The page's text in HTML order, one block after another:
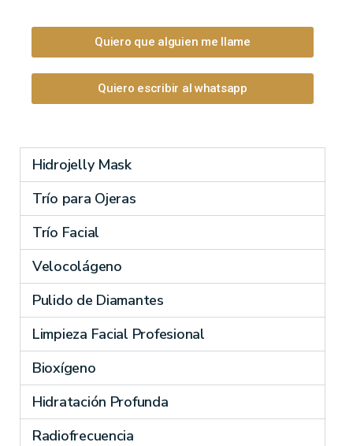
Hidrojelly Mask
Trío para Ojeras
Trío Facial
Velocolágeno
Pulido de Diamantes
Limpieza Facial Profesional
Bioxígeno
Hidratación Profunda
Radiofrecuencia
Quiero que alguien me llame
Quiero escribir al whatsapp